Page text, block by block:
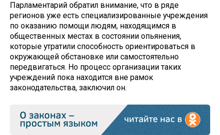
Парламентарий обратил внимание, что в ряде
регионов уже есть специализированные учреждения
по оказанию помощи людям, находящимся в
общественных местах в состоянии опьянения,
которые утратили способность ориентироваться в
окружающей обстановке или самостоятельно
передвигаться. Но процесс организации таких
учреждений пока находится вне рамок
законодательства, заключил он.